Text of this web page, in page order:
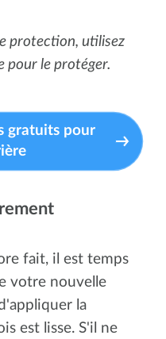
protection, utilisez
pour le protéger.
gratuits pour
fait, il est temps
votre nouvelle
la
est lisse. S'il ne